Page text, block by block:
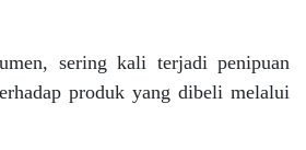
sering kali terjadi penipuan
produk yang dibeli melalui